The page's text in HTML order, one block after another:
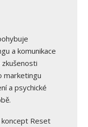
a komunikace
marketingu
a psychické
koncept Reset